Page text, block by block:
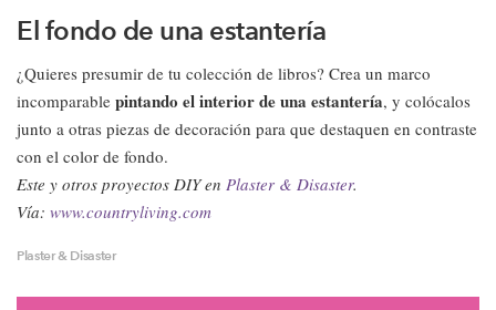
El fondo de una estantería
¿Quieres presumir de tu colección de libros? Crea un marco
incomparable pintando el interior de una estantería, y colócalos
junto a otras piezas de decoración para que destaquen en contraste
con el color de fondo.
Este y otros proyectos DIY en Plaster & Disaster.
Vía: www.countryliving.com
Plaster & Disaster